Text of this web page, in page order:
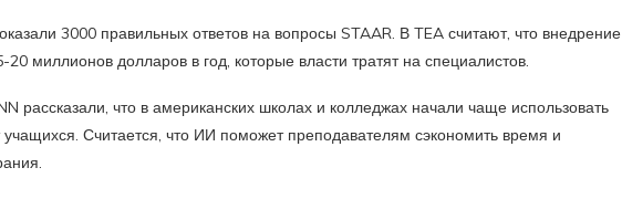
3000 правильных ответов на вопросы STAAR. В TEA считают, что внедрение
миллионов долларов в год, которые власти тратят на специалистов.
рассказали, что в американских школах и колледжах начали чаще использовать
Считается, что ИИ поможет преподавателям сэкономить время и